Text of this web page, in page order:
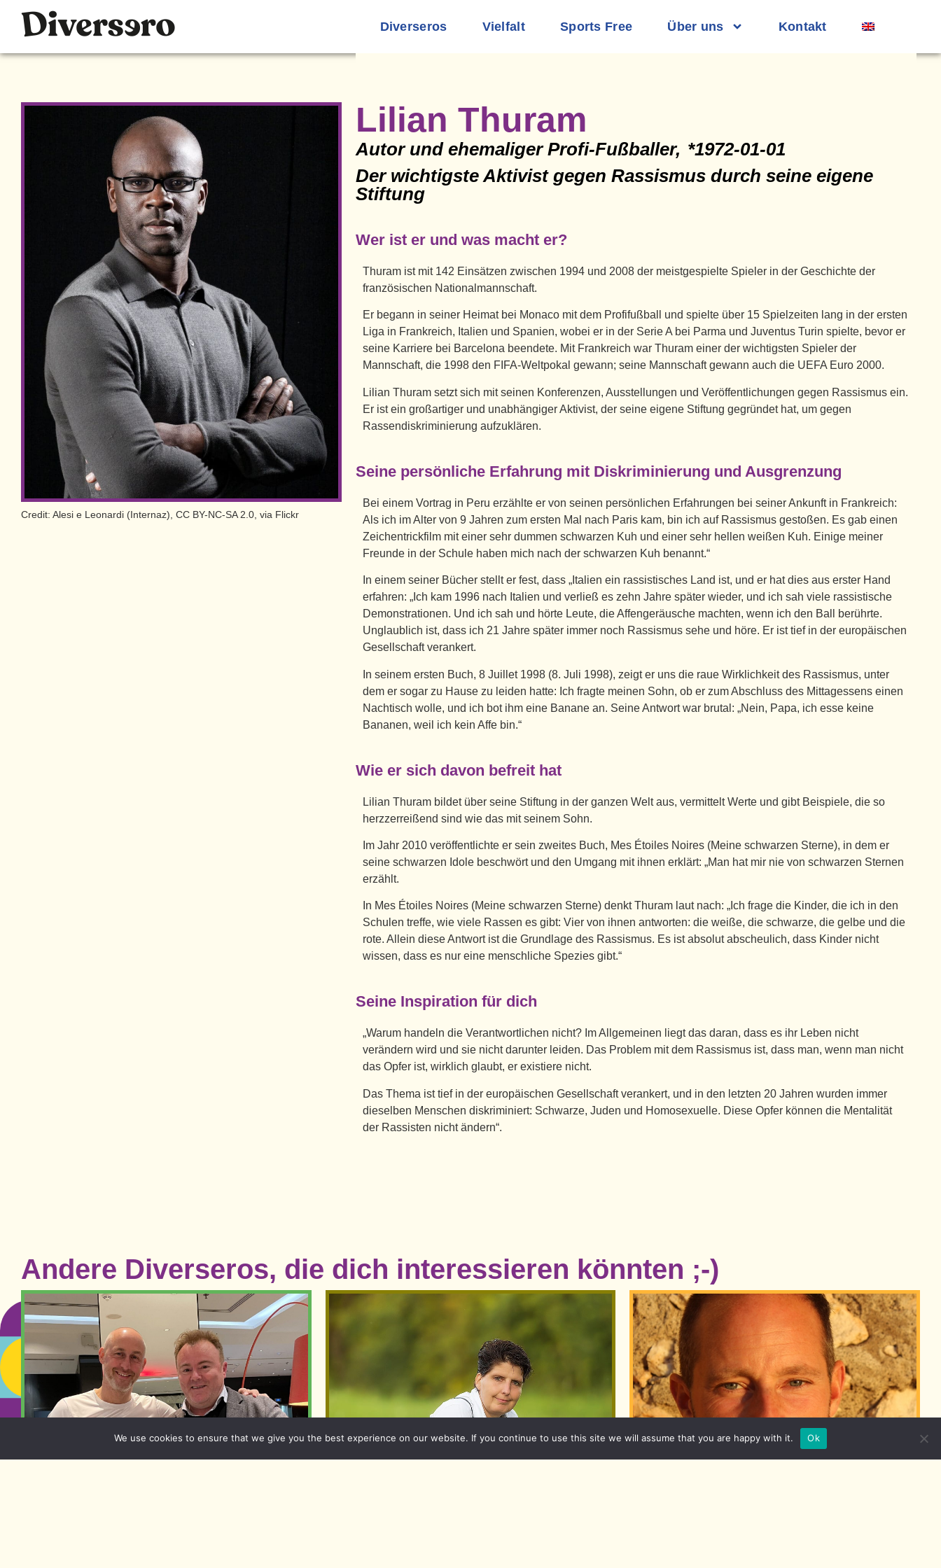
Diverseros Vielfalt Sports Free Über uns Kontakt
Credit: Alesi e Leonardi (Internaz), CC BY-NC-SA 2.0, via Flickr
Lilian Thuram
Autor und ehemaliger Profi-Fußballer, *1972-01-01
Der wichtigste Aktivist gegen Rassismus durch seine eigene
Stiftung
Wer ist er und was macht er?
Thuram ist mit 142 Einsätzen zwischen 1994 und 2008 der meistgespielte Spieler in der Geschichte der
französischen Nationalmannschaft.
Er begann in seiner Heimat bei Monaco mit dem Profifußball und spielte über 15 Spielzeiten lang in der ersten
Liga in Frankreich, Italien und Spanien, wobei er in der Serie A bei Parma und Juventus Turin spielte, bevor er
seine Karriere bei Barcelona beendete. Mit Frankreich war Thuram einer der wichtigsten Spieler der
Mannschaft, die 1998 den FIFA-Weltpokal gewann; seine Mannschaft gewann auch die UEFA Euro 2000.
Lilian Thuram setzt sich mit seinen Konferenzen, Ausstellungen und Veröffentlichungen gegen Rassismus ein.
Er ist ein großartiger und unabhängiger Aktivist, der seine eigene Stiftung gegründet hat, um gegen
Rassendiskriminierung aufzuklären.
Seine persönliche Erfahrung mit Diskriminierung und Ausgrenzung
Bei einem Vortrag in Peru erzählte er von seinen persönlichen Erfahrungen bei seiner Ankunft in Frankreich:
Als ich im Alter von 9 Jahren zum ersten Mal nach Paris kam, bin ich auf Rassismus gestoßen. Es gab einen
Zeichentrickfilm mit einer sehr dummen schwarzen Kuh und einer sehr hellen weißen Kuh. Einige meiner
Freunde in der Schule haben mich nach der schwarzen Kuh benannt.“
In einem seiner Bücher stellt er fest, dass „Italien ein rassistisches Land ist, und er hat dies aus erster Hand
erfahren: „Ich kam 1996 nach Italien und verließ es zehn Jahre später wieder, und ich sah viele rassistische
Demonstrationen. Und ich sah und hörte Leute, die Affengeräusche machten, wenn ich den Ball berührte.
Unglaublich ist, dass ich 21 Jahre später immer noch Rassismus sehe und höre. Er ist tief in der europäischen
Gesellschaft verankert.
In seinem ersten Buch, 8 Juillet 1998 (8. Juli 1998), zeigt er uns die raue Wirklichkeit des Rassismus, unter
dem er sogar zu Hause zu leiden hatte: Ich fragte meinen Sohn, ob er zum Abschluss des Mittagessens einen
Nachtisch wolle, und ich bot ihm eine Banane an. Seine Antwort war brutal: „Nein, Papa, ich esse keine
Bananen, weil ich kein Affe bin.“
Wie er sich davon befreit hat
Lilian Thuram bildet über seine Stiftung in der ganzen Welt aus, vermittelt Werte und gibt Beispiele, die so
herzzerreißend sind wie das mit seinem Sohn.
Im Jahr 2010 veröffentlichte er sein zweites Buch, Mes Étoiles Noires (Meine schwarzen Sterne), in dem er
seine schwarzen Idole beschwört und den Umgang mit ihnen erklärt: „Man hat mir nie von schwarzen Sternen
erzählt.
In Mes Étoiles Noires (Meine schwarzen Sterne) denkt Thuram laut nach: „Ich frage die Kinder, die ich in den
Schulen treffe, wie viele Rassen es gibt: Vier von ihnen antworten: die weiße, die schwarze, die gelbe und die
rote. Allein diese Antwort ist die Grundlage des Rassismus. Es ist absolut abscheulich, dass Kinder nicht
wissen, dass es nur eine menschliche Spezies gibt.“
Seine Inspiration für dich
„Warum handeln die Verantwortlichen nicht? Im Allgemeinen liegt das daran, dass es ihr Leben nicht
verändern wird und sie nicht darunter leiden. Das Problem mit dem Rassismus ist, dass man, wenn man nicht
das Opfer ist, wirklich glaubt, er existiere nicht.
Das Thema ist tief in der europäischen Gesellschaft verankert, und in den letzten 20 Jahren wurden immer
dieselben Menschen diskriminiert: Schwarze, Juden und Homosexuelle. Diese Opfer können die Mentalität
der Rassisten nicht ändern“.
Andere Diverseros, die dich interessieren könnten ;-)
We use cookies to ensure that we give you the best experience on our website. If you continue to use this site we will assume that you are happy with it. Ok